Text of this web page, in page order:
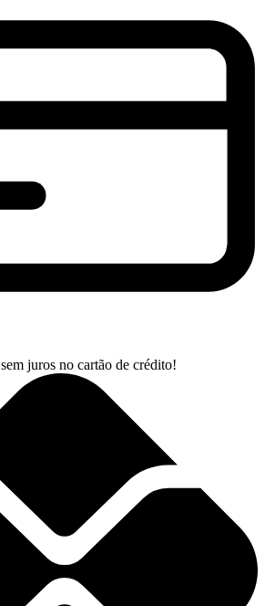
sem juros no cartão de crédito!